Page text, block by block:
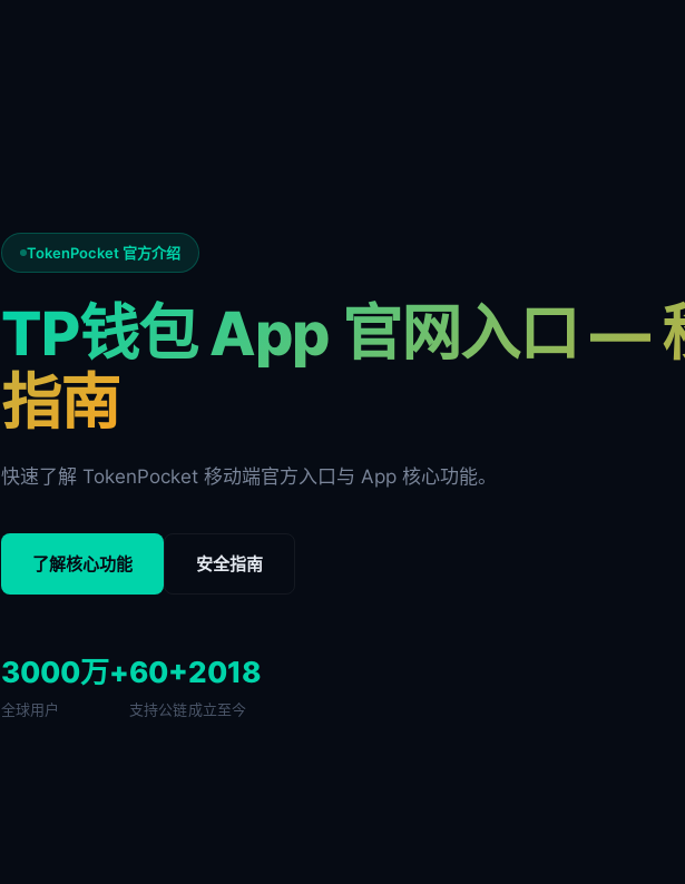
TokenPocket 官方介绍
TP钱包 App 官网入口 —
指南
快速了解 TokenPocket 移动端官方入口与 App 核心功能。
了解核心功能 安全指南
3000万+
全球用户
60+
支持公链
2018
成立至今